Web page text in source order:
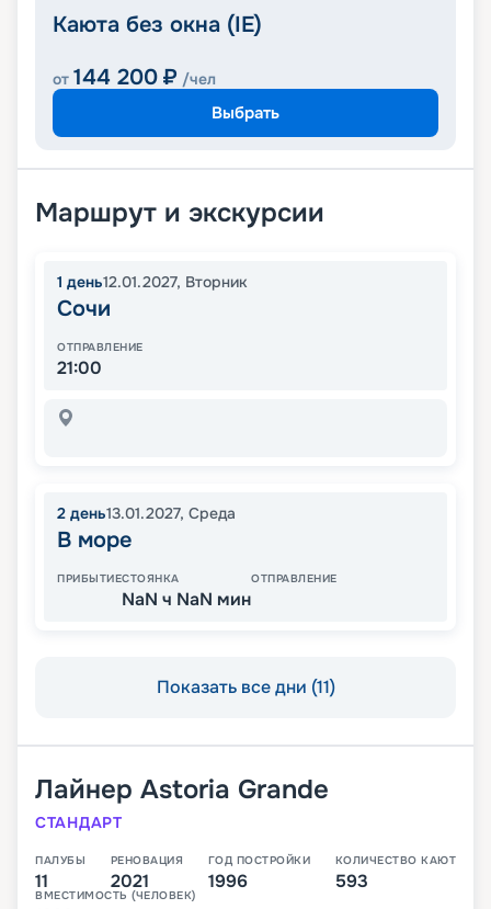
Каюта без окна (IE)
от 144 200 ₽ /чел
Выбрать
Маршрут и экскурсии
1 день12.01.2027, Вторник
Сочи
ОТПРАВЛЕНИЕ
21:00
2 день13.01.2027, Среда
В море
ПРИБЫТИЕСТОЯНКА
NaN ч NaN мин
ОТПРАВЛЕНИЕ
Показать все дни (11)
Лайнер Astoria Grande
СТАНДАРТ
ПАЛУБЫ
11
РЕНОВАЦИЯ
2021
ГОД ПОСТРОЙКИ
1996
КОЛИЧЕСТВО КАЮТ
593
ВМЕСТИМОСТЬ (ЧЕЛОВЕК)